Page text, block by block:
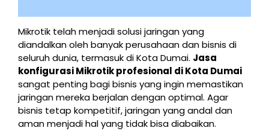
Mikrotik telah menjadi solusi jaringan yang
diandalkan oleh banyak perusahaan dan bisnis di
seluruh dunia, termasuk di Kota Dumai. Jasa
konfigurasi Mikrotik profesional di Kota Dumai
sangat penting bagi bisnis yang ingin memastikan
jaringan mereka berjalan dengan optimal. Agar
bisnis tetap kompetitif, jaringan yang andal dan
aman menjadi hal yang tidak bisa diabaikan.